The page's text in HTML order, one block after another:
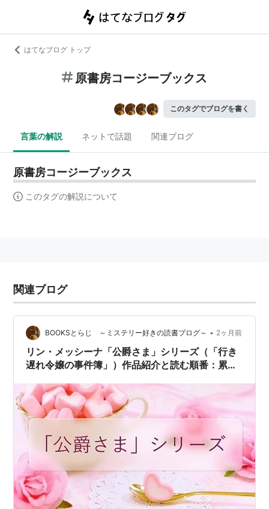
はてなブログ トップ
原書房コージーブックス
このタグでブログを書く
言葉の解説 ネットで話題 関連ブログ
原書房コージーブックス
このタグの解説について
関連ブログ
BOOKSとらじ ～ミステリー好きの読書ブログ～ • 2ヶ月前
リン・メッシーナ「公爵さま」シリーズ（「行き
遅れ令嬢の事件簿」）作品紹介と読む順番：累計
【追記あり】